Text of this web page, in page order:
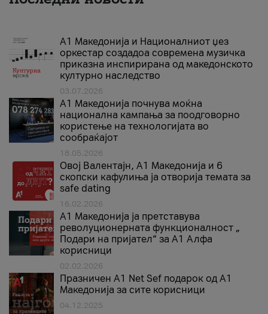
А1 Македонија и Националниот џез
оркестар создадоа современа музичка
приказна инспирирана од македонското
културно наследство
03.07.2026
A1 Македонија почнува моќна
национална кампања за поодговорно
користење на технологијата во
сообраќајот
18.05.2026
Овој Валентајн, A1 Македонија и 6
скопски кафулиња ја отворија темата за
safe dating
16.02.2026
А1 Македонија ја претставува
револуционерната функционалност „
Подари на пријател“ за А1 Алфа
корисници
02.02.2026
Празничен A1 Net Sеf подарок од А1
Македонија за сите корисници
04.12.2025